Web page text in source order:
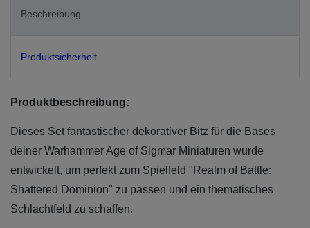
Beschreibung
Produktsicherheit
Produktbeschreibung:
Dieses Set fantastischer dekorativer Bitz für die Bases
deiner Warhammer Age of Sigmar Miniaturen wurde
entwickelt, um perfekt zum Spielfeld "Realm of Battle:
Shattered Dominion" zu passen und ein thematisches
Schlachtfeld zu schaffen.